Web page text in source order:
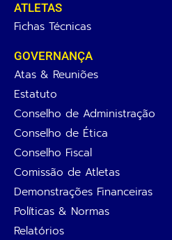
ATLETAS
Fichas Técnicas
GOVERNANÇA
Atas & Reuniões
Estatuto
Conselho de Administração
Conselho de Ética
Conselho Fiscal
Comissão de Atletas
Demonstrações Financeiras
Políticas & Normas
Relatórios